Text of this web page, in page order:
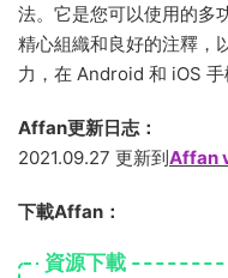
法。它是您可以使用的多
精心組織和良好的注釋，
力，在 Android 和 iOS 手
Affan更新日志：
2021.09.27 更新到Affan
下載Affan：
資源下載